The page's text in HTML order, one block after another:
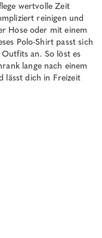
wertvolle Zeit
reinigen und
Hose oder mit einem
Polo-Shirt passt sich
an. So löst es
lange nach einem
lässt dich in Freizeit